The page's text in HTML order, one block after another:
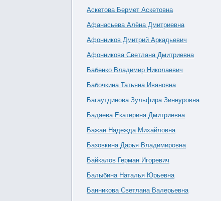
Аскетова Бермет Аскетовна
Афанасьева Алёна Дмитриевна
Афонников Дмитрий Аркадьевич
Афонникова Светлана Дмитриевна
Бабенко Владимир Николаевич
Бабочкина Татьяна Ивановна
Багаутдинова Зульфира Зиннуровна
Бадаева Екатерина Дмитриевна
Бажан Надежда Михайловна
Базовкина Дарья Владимировна
Байкалов Герман Игоревич
Балыбина Наталья Юрьевна
Банникова Светлана Валерьевна